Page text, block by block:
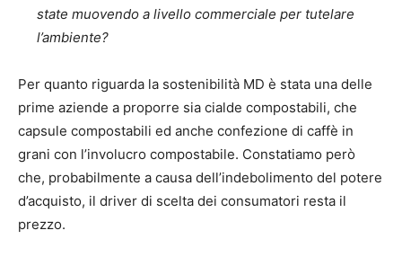
state muovendo a livello commerciale per tutelare
l’ambiente?
Per quanto riguarda la sostenibilità MD è stata una delle
prime aziende a proporre sia cialde compostabili, che
capsule compostabili ed anche confezione di caffè in
grani con l’involucro compostabile. Constatiamo però
che, probabilmente a causa dell’indebolimento del potere
d’acquisto, il driver di scelta dei consumatori resta il
prezzo.